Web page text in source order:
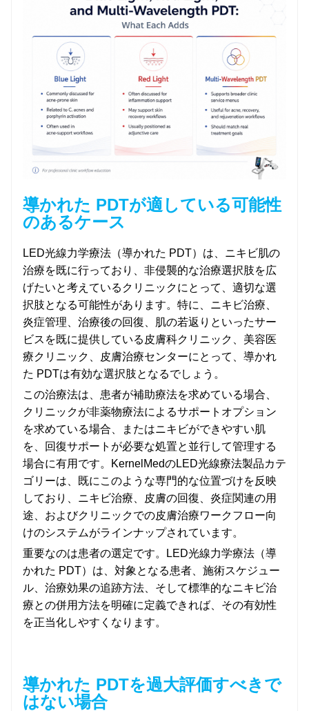
導かれた PDTが適している可能性
のあるケース
LED光線力学療法（導かれた PDT）は、ニキビ肌の
治療を既に行っており、非侵襲的な治療選択肢を広
げたいと考えているクリニックにとって、適切な選
択肢となる可能性があります。特に、ニキビ治療、
炎症管理、治療後の回復、肌の若返りといったサー
ビスを既に提供している皮膚科クリニック、美容医
療クリニック、皮膚治療センターにとって、導かれ
た PDTは有効な選択肢となるでしょう。
この治療法は、患者が補助療法を求めている場合、
クリニックが非薬物療法によるサポートオプション
を求めている場合、またはニキビができやすい肌
を、回復サポートが必要な処置と並行して管理する
場合に有用です。KernelMedのLED光線療法製品カテ
ゴリーは、既にこのような専門的な位置づけを反映
しており、ニキビ治療、皮膚の回復、炎症関連の用
途、およびクリニックでの皮膚治療ワークフロー向
けのシステムがラインナップされています。
重要なのは患者の選定です。LED光線力学療法（導
かれた PDT）は、対象となる患者、施術スケジュー
ル、治療効果の追跡方法、そして標準的なニキビ治
療との併用方法を明確に定義できれば、その有効性
を正当化しやすくなります。
導かれた PDTを過大評価すべきで
はない場合